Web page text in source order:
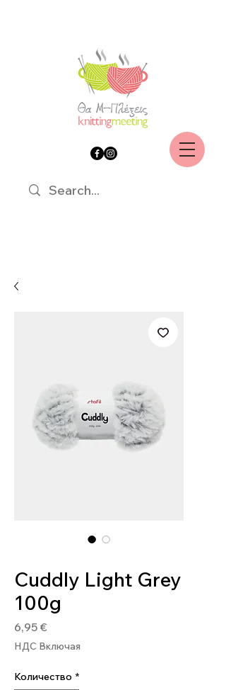
Cuddly Light Grey
100g
6,95 €
НДС Включая
Количество *